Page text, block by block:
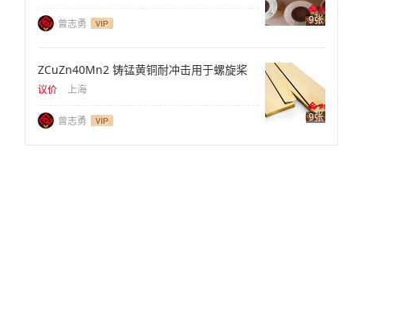
曾志勇 9张
ZCuZn40Mn2 铸锰黄铜耐冲击用于螺旋桨
议价 上海
曾志勇 9张